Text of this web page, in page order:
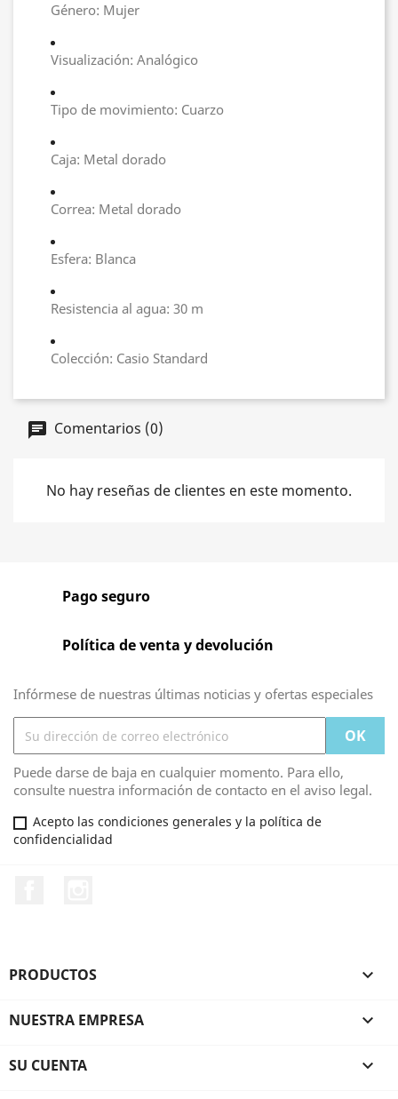
Género: Mujer
Visualización: Analógico
Tipo de movimiento: Cuarzo
Caja: Metal dorado
Correa: Metal dorado
Esfera: Blanca
Resistencia al agua: 30 m
Colección: Casio Standard
Comentarios (0)
No hay reseñas de clientes en este momento.
Pago seguro
Política de venta y devolución
Infórmese de nuestras últimas noticias y ofertas especiales
Puede darse de baja en cualquier momento. Para ello,
consulte nuestra información de contacto en el aviso legal.
Acepto las condiciones generales y la política de
confidencialidad
PRODUCTOS 
NUESTRA EMPRESA 
SU CUENTA 